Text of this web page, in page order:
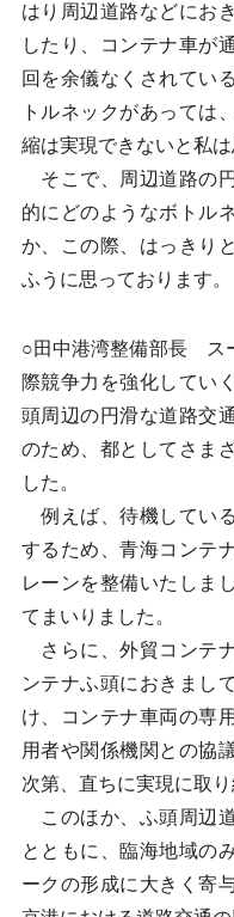
はり周辺道路などにお
したり、コンテナ車が
回を余儀なくされてい
トルネックがあっては
縮は実現できないと私は
そこで、周辺道路の
的にどのようなボトル
か、この際、はっきり
ふうに思っております。
○田中港湾整備部長 ス
際競争力を強化してい
頭周辺の円滑な道路交
のため、都としてさま
した。
例えば、待機してい
するため、青海コンテ
レーンを整備いたしま
てまいりました。
さらに、外貿コンテ
ンテナふ頭におきまし
け、コンテナ車両の専
用者や関係機関との協
次第、直ちに実現に取り
このほか、ふ頭周辺
とともに、臨海地域の
ークの形成に大きく寄